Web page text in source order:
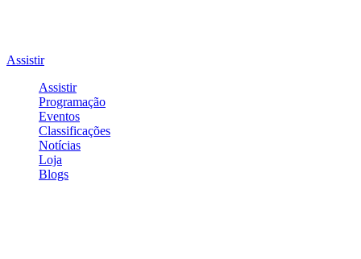
Assistir
Assistir
Programação
Eventos
Classificações
Notícias
Loja
Blogs